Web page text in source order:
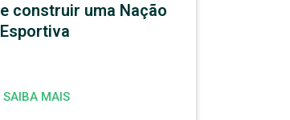
e construir uma Nação
Esportiva
SAIBA MAIS